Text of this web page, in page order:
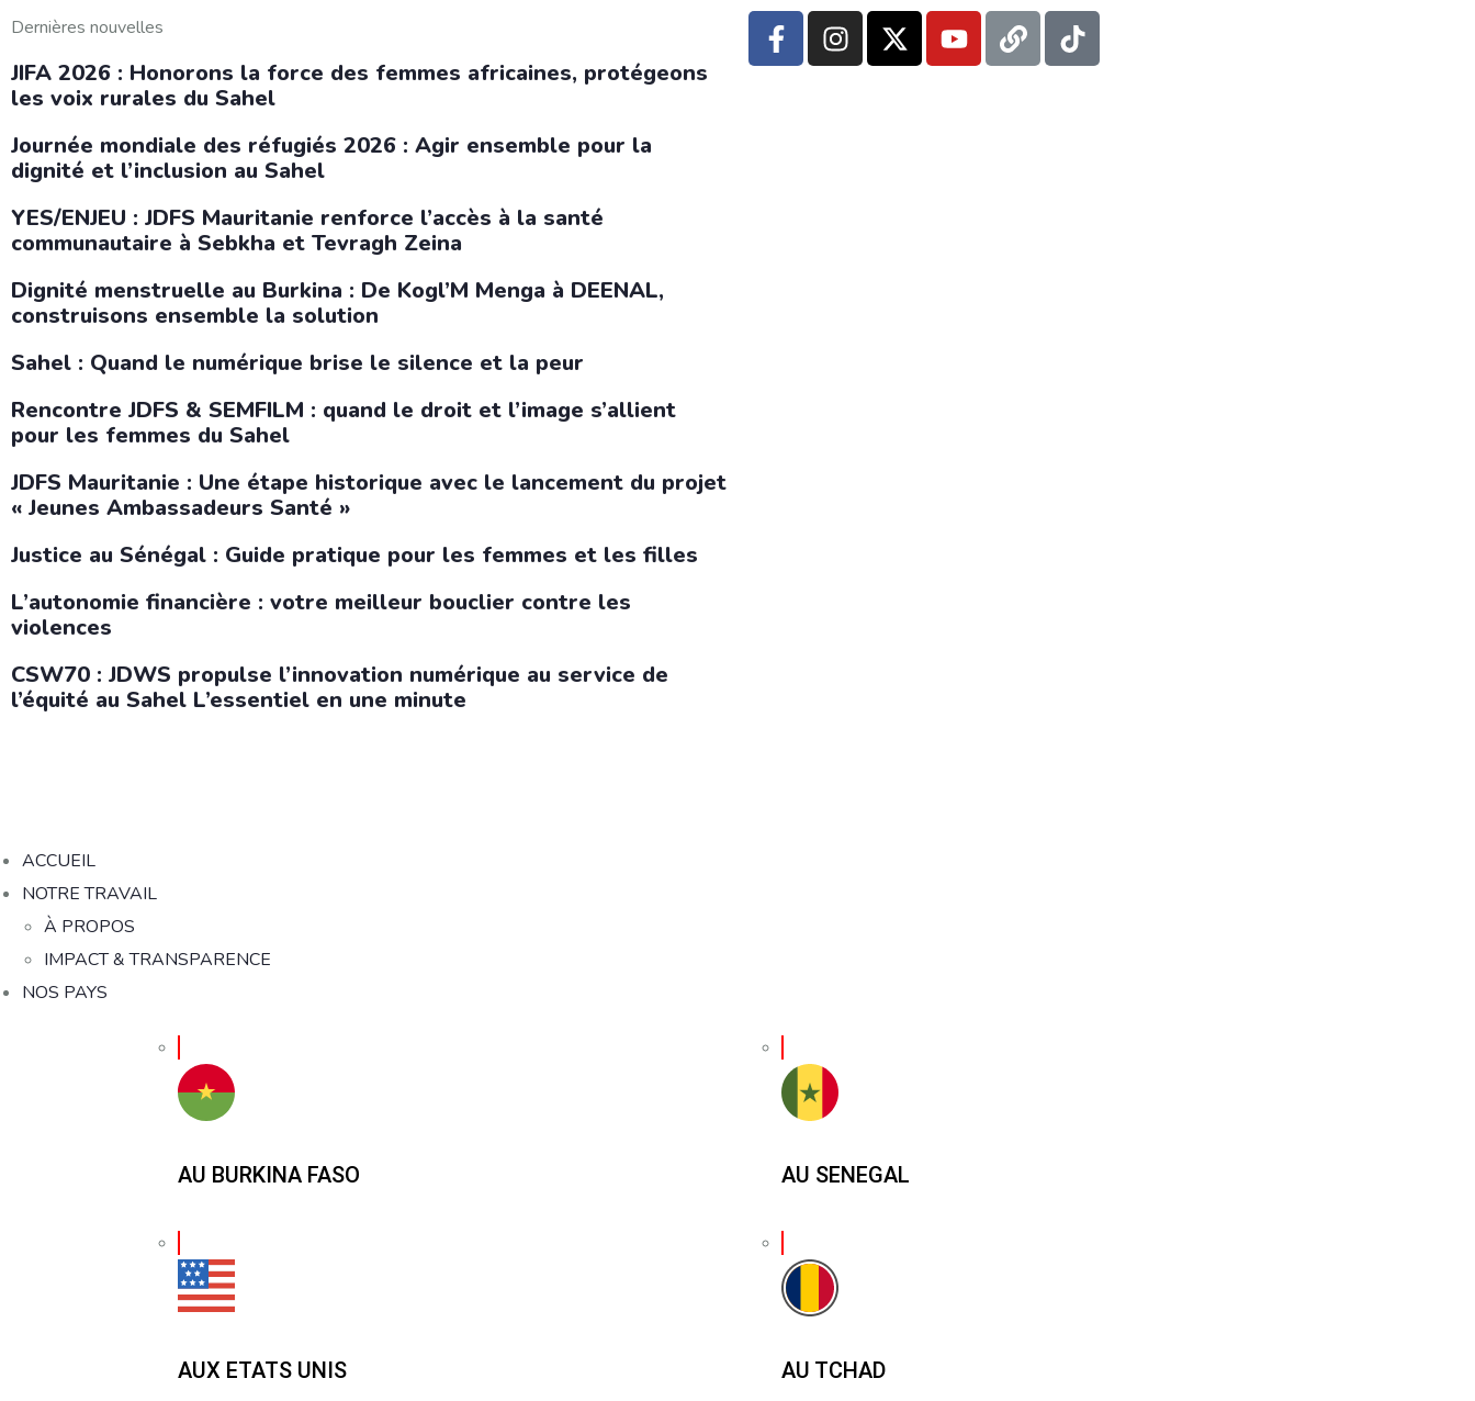
Dernières nouvelles
JIFA 2026 : Honorons la force des femmes africaines, protégeons
les voix rurales du Sahel
Journée mondiale des réfugiés 2026 : Agir ensemble pour la
dignité et l’inclusion au Sahel
YES/ENJEU : JDFS Mauritanie renforce l’accès à la santé
communautaire à Sebkha et Tevragh Zeina
Dignité menstruelle au Burkina : De Kogl’M Menga à DEENAL,
construisons ensemble la solution
Sahel : Quand le numérique brise le silence et la peur
Rencontre JDFS & SEMFILM : quand le droit et l’image s’allient
pour les femmes du Sahel
JDFS Mauritanie : Une étape historique avec le lancement du projet
« Jeunes Ambassadeurs Santé »
Justice au Sénégal : Guide pratique pour les femmes et les filles
L’autonomie financière : votre meilleur bouclier contre les
violences
CSW70 : JDWS propulse l’innovation numérique au service de
l’équité au Sahel L’essentiel en une minute
ACCUEIL
NOTRE TRAVAIL
À PROPOS
IMPACT & TRANSPARENCE
NOS PAYS
AU BURKINA FASO
AUX ETATS UNIS
AU SENEGAL
AU TCHAD